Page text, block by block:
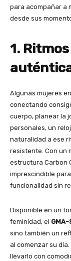
para acompañar a
desde sus
1.
Algunas mujeres
conectando
cuerpo, planear la
personales, un
naturalidad a ese
resistente. Con un
estructura Carbon
imprescindible
funcionalidad sin
Disponible en un
feminidad, el
sino también un
al comenzar su
llevarlo con